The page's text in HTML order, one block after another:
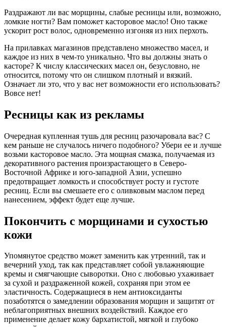
Раздражают ли вас морщины, слабые ресницы или, возможно,
ломкие ногти? Вам поможет касторовое масло! Оно также
ускорит рост волос, одновременно изгоняя из них перхоть.
На прилавках магазинов представлено множество масел, и
каждое из них в чем-то уникально. Что вы должны знать о
касторе? К числу классических масел он, безусловно, не
относится, потому что он слишком плотный и вязкий.
Означает ли это, что у вас нет возможности его использовать?
Вовсе нет!
Ресницы как из рекламы
Очередная купленная тушь для ресниц разочаровала вас? С
кем раньше не случалось ничего подобного? Убери ее и лучше
возьми касторовое масло. Эта мощная смазка, получаемая из
декоративного растения произрастающего в Северо-
Восточной Африке и юго-западной Азии, успешно
предотвращает ломкость и способствует росту и густоте
ресниц. Если вы смешаете его с оливковым маслом перед
нанесением, эффект будет еще лучше.
Покончить с морщинами и сухостью
кожи
Упомянутое средство может заменить как утренний, так и
вечерний уход, так как представляет собой увлажняющие
кремы и смягчающие сыворотки. Оно с любовью ухаживает
за сухой и раздраженной кожей, сохраняя при этом ее
эластичность. Содержащиеся в нем антиоксиданты
позаботятся о замедлении образования морщин и защитят от
неблагоприятных внешних воздействий. Каждое его
применение делает кожу бархатистой, мягкой и глубоко